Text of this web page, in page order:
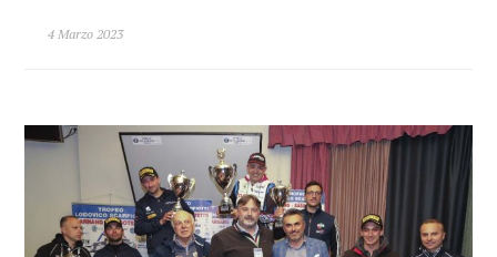
4 Marzo 2023